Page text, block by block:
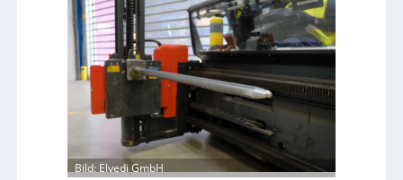
u
m
G
r
i
e
n
Bild: Elvedi GmbH